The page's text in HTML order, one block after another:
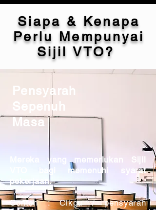
Siapa & Kenapa
Perlu Mempunyai
Sijil VTO?
Pensyarah
Sepenuh
Masa
Mereka yang memerlukan Sijil
VTO bagi memenuhi syarat
pekerjaan.
Contoh : Cikgu / pensyarah